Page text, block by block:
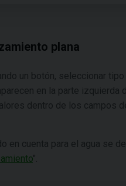
plana
un botón, seleccionar
en la parte izquierda
dentro de los campos
en cuenta para el agua se
".